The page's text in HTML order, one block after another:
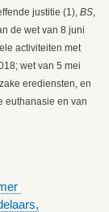
justitie (1), BS
de wet van 8 juni
activiteiten met
wet van 5 mei
erediensten, en
euthanasie en van